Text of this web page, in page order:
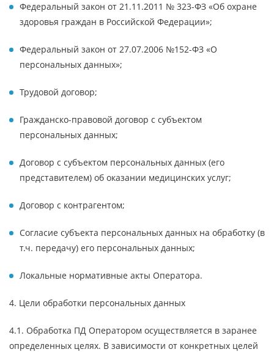
Федеральный закон от 21.11.2011 № 323-ФЗ «Об охране
здоровья граждан в Российской Федерации»;
Федеральный закон от 27.07.2006 №152-ФЗ «О
персональных данных»;
Трудовой договор;
Гражданско-правовой договор с субъектом
персональных данных;
Договор с субъектом персональных данных (его
представителем) об оказании медицинских услуг;
Договор с контрагентом;
Согласие субъекта персональных данных на обработку (в
т.ч. передачу) его персональных данных;
Локальные нормативные акты Оператора.
4. Цели обработки персональных данных
4.1. Обработка ПД Оператором осуществляется в заранее
определенных целях. В зависимости от конкретных целей